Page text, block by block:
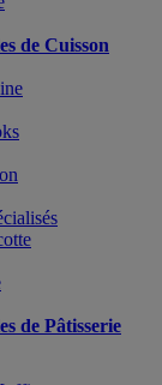
de Cuisson
de Pâtisserie